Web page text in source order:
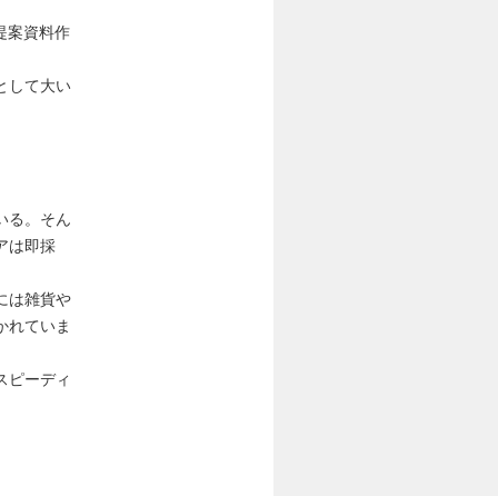
案資料作
して大い
る。そん
は即採
は雑貨や
れていま
ピーディ